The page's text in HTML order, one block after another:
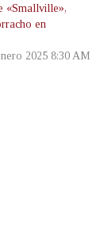
«Smallville»,
en
2025 8:30 AM